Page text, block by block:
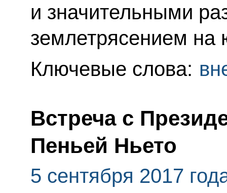
и значительными
землетрясением на
Ключевые слова:
Встреча с
Пеньей Ньето
5 сентября 2017